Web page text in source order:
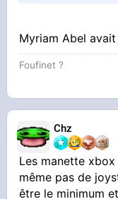
Myriam Abel
Foufinet ?
Chz
Les manette
même pas de
être le minimum